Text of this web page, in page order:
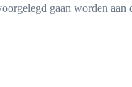
gaan worden aan